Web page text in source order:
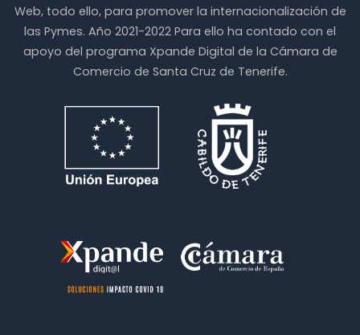
Web, todo ello, para promover la internacionalización de
las Pymes. Año 2021-2022 Para ello ha contado con el
apoyo del programa Xpande Digital de la Cámara de
Comercio de Santa Cruz de Tenerife.